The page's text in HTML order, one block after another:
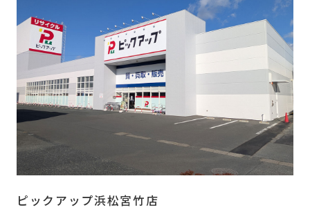
ピックアップ浜松宮竹店